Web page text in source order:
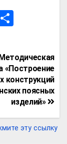
O
п
р
а
в
и
т
Методическая
«Построение
конструкций
поясных
изделий»
эту ссылку